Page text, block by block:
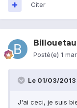
Citer
Posté(e) 1
Le 01/03/2013
J'ai ceci, je suis